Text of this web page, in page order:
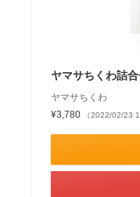
ヤマサちくわ詰合
ヤマサちくわ
¥3,780
（2022/02/23